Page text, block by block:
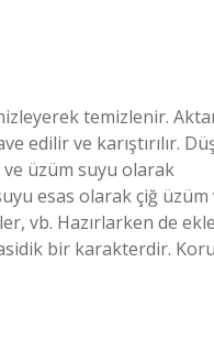
temizlenir.
edilir ve karıştırılır.
üzüm suyu olarak
esas olarak çiğ üzüm
vb. Hazırlarken de
bir karakterdir.